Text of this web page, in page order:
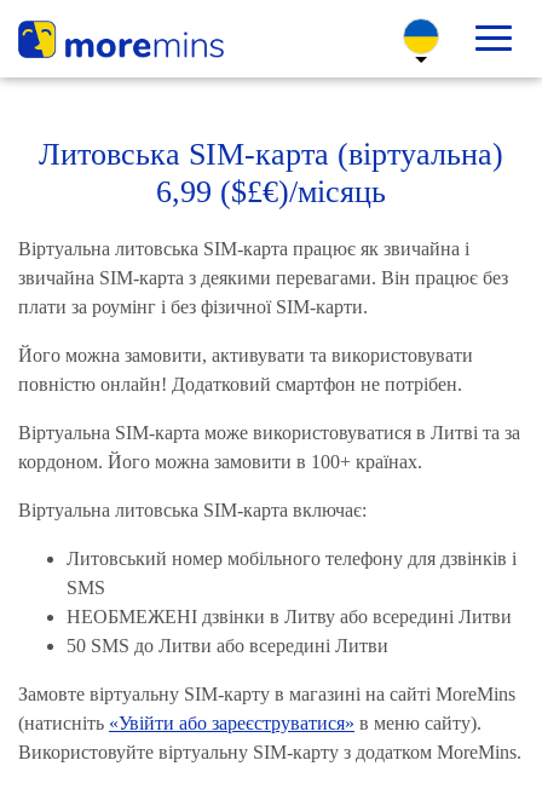
Литовська SIM-карта (віртуальна)
6,99 ($£€)/місяць
Віртуальна литовська SIM-карта працює як звичайна і
звичайна SIM-карта з деякими перевагами. Він працює без
плати за роумінг і без фізичної SIM-карти.
Його можна замовити, активувати та використовувати
повністю онлайн! Додатковий смартфон не потрібен.
Віртуальна SIM-карта може використовуватися в Литві та за
кордоном. Його можна замовити в 100+ країнах.
Віртуальна литовська SIM-карта включає:
Литовський номер мобільного телефону для дзвінків і
SMS
НЕОБМЕЖЕНІ дзвінки в Литву або всередині Литви
50 SMS до Литви або всередині Литви
Замовте віртуальну SIM-карту в магазині на сайті MoreMins
(натисніть «Увійти або зареєструватися» в меню сайту).
Використовуйте віртуальну SIM-карту з додатком MoreMins.